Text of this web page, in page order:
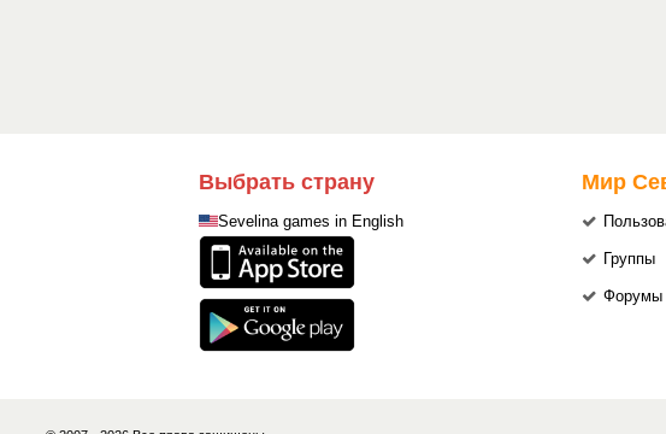
Выбрать страну
Sevelina games in English
Мир
Группы
Форумы